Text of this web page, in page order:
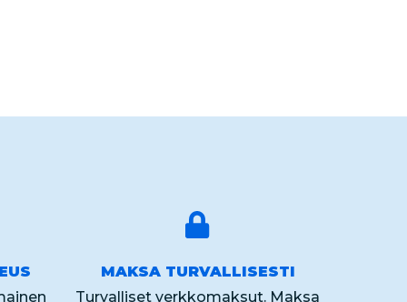
MAKSA TURVALLISESTI
Turvalliset verkkomaksut. Maksa